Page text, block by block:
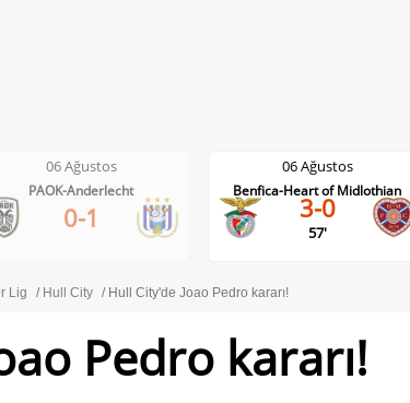
06 Ağustos
Benfica-Heart of Midlothian
3-0
06 Ağustos
FC Inter Turku-FC Vaduz
2-1
Lig Hull City Hull City'de Joao Pedro kararı!
Pedro kararı!